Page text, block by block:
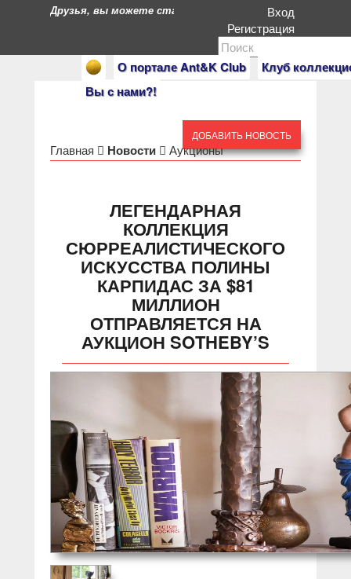
О портале Ant&K Club
Клуб
Вы с нами?!
Друзья, вы можете стать героями нашего портала.
Вход
Регистрация
ДОБАВИТЬ НОВОСТЬ
Главная Новости Аукционы
ЛЕГЕНДАРНАЯ
КОЛЛЕКЦИЯ
СЮРРЕАЛИСТИЧЕСКОГО
ИСКУССТВА ПОЛИНЫ
КАРПИДАС ЗА $81
МИЛЛИОН
ОТПРАВЛЯЕТСЯ НА
АУКЦИОН SOTHEBY’S